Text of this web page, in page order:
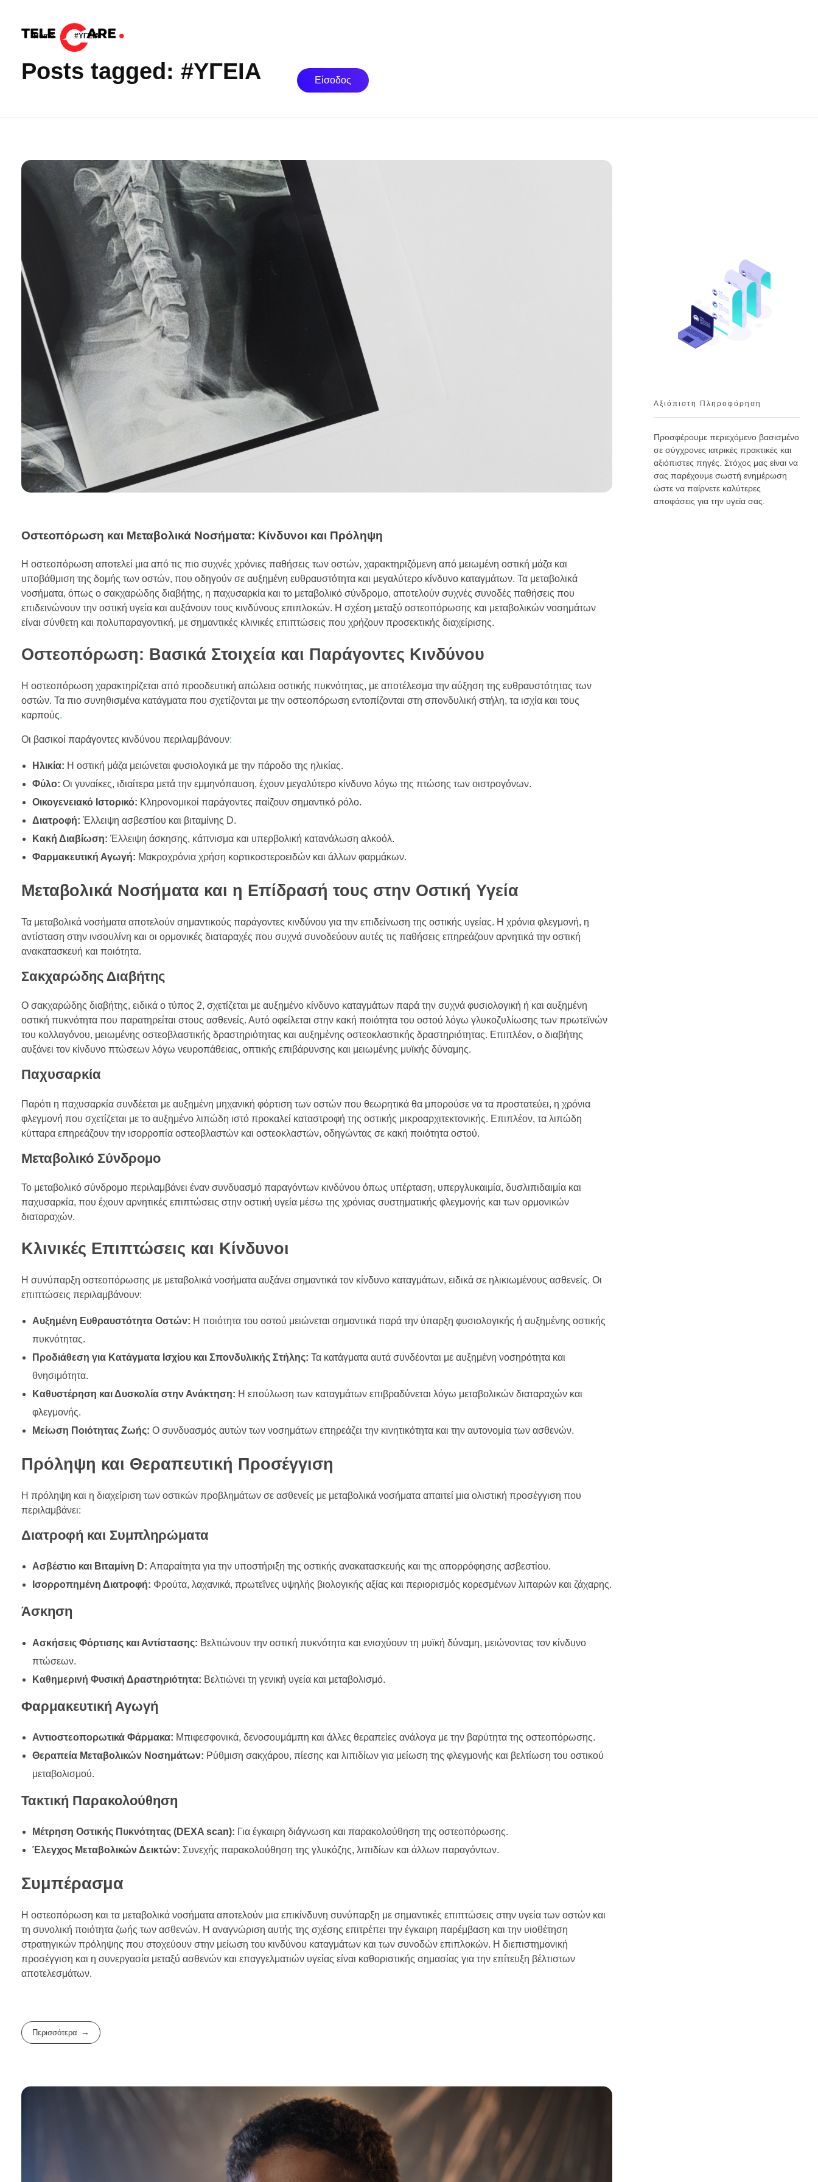
Είσοδος
Home » #ΥΓΕΙΑ
Posts tagged: #ΥΓΕΙΑ
Οστεοπόρωση και Μεταβολικά Νοσήματα: Κίνδυνοι και Πρόληψη
Η οστεοπόρωση αποτελεί μια από τις πιο συχνές χρόνιες παθήσεις των οστών, χαρακτηριζόμενη από μειωμένη οστική μάζα και
υποβάθμιση της δομής των οστών, που οδηγούν σε αυξημένη ευθραυστότητα και μεγαλύτερο κίνδυνο καταγμάτων. Τα μεταβολικά
νοσήματα, όπως ο σακχαρώδης διαβήτης, η παχυσαρκία και το μεταβολικό σύνδρομο, αποτελούν συχνές συνοδές παθήσεις που
επιδεινώνουν την οστική υγεία και αυξάνουν τους κινδύνους επιπλοκών. Η σχέση μεταξύ οστεοπόρωσης και μεταβολικών νοσημάτων
είναι σύνθετη και πολυπαραγοντική, με σημαντικές κλινικές επιπτώσεις που χρήζουν προσεκτικής διαχείρισης.
Οστεοπόρωση: Βασικά Στοιχεία και Παράγοντες Κινδύνου
Η οστεοπόρωση χαρακτηρίζεται από προοδευτική απώλεια οστικής πυκνότητας, με αποτέλεσμα την αύξηση της ευθραυστότητας των
οστών. Τα πιο συνηθισμένα κατάγματα που σχετίζονται με την οστεοπόρωση εντοπίζονται στη σπονδυλική στήλη, τα ισχία και τους
καρπούς.
Οι βασικοί παράγοντες κινδύνου περιλαμβάνουν:
Ηλικία: Η οστική μάζα μειώνεται φυσιολογικά με την πάροδο της ηλικίας.
Φύλο: Οι γυναίκες, ιδιαίτερα μετά την εμμηνόπαυση, έχουν μεγαλύτερο κίνδυνο λόγω της πτώσης των οιστρογόνων.
Οικογενειακό Ιστορικό: Κληρονομικοί παράγοντες παίζουν σημαντικό ρόλο.
Διατροφή: Έλλειψη ασβεστίου και βιταμίνης D.
Κακή Διαβίωση: Έλλειψη άσκησης, κάπνισμα και υπερβολική κατανάλωση αλκοόλ.
Φαρμακευτική Αγωγή: Μακροχρόνια χρήση κορτικοστεροειδών και άλλων φαρμάκων.
Μεταβολικά Νοσήματα και η Επίδρασή τους στην Οστική Υγεία
Τα μεταβολικά νοσήματα αποτελούν σημαντικούς παράγοντες κινδύνου για την επιδείνωση της οστικής υγείας. Η χρόνια φλεγμονή, η
αντίσταση στην ινσουλίνη και οι ορμονικές διαταραχές που συχνά συνοδεύουν αυτές τις παθήσεις επηρεάζουν αρνητικά την οστική
ανακατασκευή και ποιότητα.
Σακχαρώδης Διαβήτης
Ο σακχαρώδης διαβήτης, ειδικά ο τύπος 2, σχετίζεται με αυξημένο κίνδυνο καταγμάτων παρά την συχνά φυσιολογική ή και αυξημένη
οστική πυκνότητα που παρατηρείται στους ασθενείς. Αυτό οφείλεται στην κακή ποιότητα του οστού λόγω γλυκοζυλίωσης των πρωτεϊνών
του κολλαγόνου, μειωμένης οστεοβλαστικής δραστηριότητας και αυξημένης οστεοκλαστικής δραστηριότητας. Επιπλέον, ο διαβήτης
αυξάνει τον κίνδυνο πτώσεων λόγω νευροπάθειας, οπτικής επιβάρυνσης και μειωμένης μυϊκής δύναμης.
Παχυσαρκία
Παρότι η παχυσαρκία συνδέεται με αυξημένη μηχανική φόρτιση των οστών που θεωρητικά θα μπορούσε να τα προστατεύει, η χρόνια
φλεγμονή που σχετίζεται με το αυξημένο λιπώδη ιστό προκαλεί καταστροφή της οστικής μικροαρχιτεκτονικής. Επιπλέον, τα λιπώδη
κύτταρα επηρεάζουν την ισορροπία οστεοβλαστών και οστεοκλαστών, οδηγώντας σε κακή ποιότητα οστού.
Μεταβολικό Σύνδρομο
Το μεταβολικό σύνδρομο περιλαμβάνει έναν συνδυασμό παραγόντων κινδύνου όπως υπέρταση, υπεργλυκαιμία, δυσλιπιδαιμία και
παχυσαρκία, που έχουν αρνητικές επιπτώσεις στην οστική υγεία μέσω της χρόνιας συστηματικής φλεγμονής και των ορμονικών
διαταραχών.
Κλινικές Επιπτώσεις και Κίνδυνοι
Η συνύπαρξη οστεοπόρωσης με μεταβολικά νοσήματα αυξάνει σημαντικά τον κίνδυνο καταγμάτων, ειδικά σε ηλικιωμένους ασθενείς. Οι
επιπτώσεις περιλαμβάνουν:
Αυξημένη Ευθραυστότητα Οστών: Η ποιότητα του οστού μειώνεται σημαντικά παρά την ύπαρξη φυσιολογικής ή αυξημένης οστικής
πυκνότητας.
Προδιάθεση για Κατάγματα Ισχίου και Σπονδυλικής Στήλης: Τα κατάγματα αυτά συνδέονται με αυξημένη νοσηρότητα και
θνησιμότητα.
Καθυστέρηση και Δυσκολία στην Ανάκτηση: Η επούλωση των καταγμάτων επιβραδύνεται λόγω μεταβολικών διαταραχών και
φλεγμονής.
Μείωση Ποιότητας Ζωής: Ο συνδυασμός αυτών των νοσημάτων επηρεάζει την κινητικότητα και την αυτονομία των ασθενών.
Πρόληψη και Θεραπευτική Προσέγγιση
Η πρόληψη και η διαχείριση των οστικών προβλημάτων σε ασθενείς με μεταβολικά νοσήματα απαιτεί μια ολιστική προσέγγιση που
περιλαμβάνει:
Διατροφή και Συμπληρώματα
Ασβέστιο και Βιταμίνη D: Απαραίτητα για την υποστήριξη της οστικής ανακατασκευής και της απορρόφησης ασβεστίου.
Ισορροπημένη Διατροφή: Φρούτα, λαχανικά, πρωτεΐνες υψηλής βιολογικής αξίας και περιορισμός κορεσμένων λιπαρών και ζάχαρης.
Άσκηση
Ασκήσεις Φόρτισης και Αντίστασης: Βελτιώνουν την οστική πυκνότητα και ενισχύουν τη μυϊκή δύναμη, μειώνοντας τον κίνδυνο
πτώσεων.
Καθημερινή Φυσική Δραστηριότητα: Βελτιώνει τη γενική υγεία και μεταβολισμό.
Φαρμακευτική Αγωγή
Αντιοστεοπορωτικά Φάρμακα: Μπιφεσφονικά, δενοσουμάμπη και άλλες θεραπείες ανάλογα με την βαρύτητα της οστεοπόρωσης.
Θεραπεία Μεταβολικών Νοσημάτων: Ρύθμιση σακχάρου, πίεσης και λιπιδίων για μείωση της φλεγμονής και βελτίωση του οστικού
μεταβολισμού.
Τακτική Παρακολούθηση
Μέτρηση Οστικής Πυκνότητας (DEXA scan): Για έγκαιρη διάγνωση και παρακολούθηση της οστεοπόρωσης.
Έλεγχος Μεταβολικών Δεικτών: Συνεχής παρακολούθηση της γλυκόζης, λιπιδίων και άλλων παραγόντων.
Συμπέρασμα
Η οστεοπόρωση και τα μεταβολικά νοσήματα αποτελούν μια επικίνδυνη συνύπαρξη με σημαντικές επιπτώσεις στην υγεία των οστών και
τη συνολική ποιότητα ζωής των ασθενών. Η αναγνώριση αυτής της σχέσης επιτρέπει την έγκαιρη παρέμβαση και την υιοθέτηση
στρατηγικών πρόληψης που στοχεύουν στην μείωση του κινδύνου καταγμάτων και των συνοδών επιπλοκών. Η διεπιστημονική
προσέγγιση και η συνεργασία μεταξύ ασθενών και επαγγελματιών υγείας είναι καθοριστικής σημασίας για την επίτευξη βέλτιστων
αποτελεσμάτων.
Περισσότερα
Αξιόπιστη Πληροφόρηση
Προσφέρουμε περιεχόμενο βασισμένο
σε σύγχρονες ιατρικές πρακτικές και
αξιόπιστες πηγές. Στόχος μας είναι να
σας παρέχουμε σωστή ενημέρωση
ώστε να παίρνετε καλύτερες
αποφάσεις για την υγεία σας.